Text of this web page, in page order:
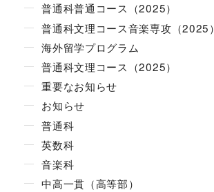
普通科普通コース（2025）
普通科文理コース音楽専攻（2025）
海外留学プログラム
普通科文理コース（2025）
重要なお知らせ
お知らせ
普通科
英数科
音楽科
中高一貫（高等部）